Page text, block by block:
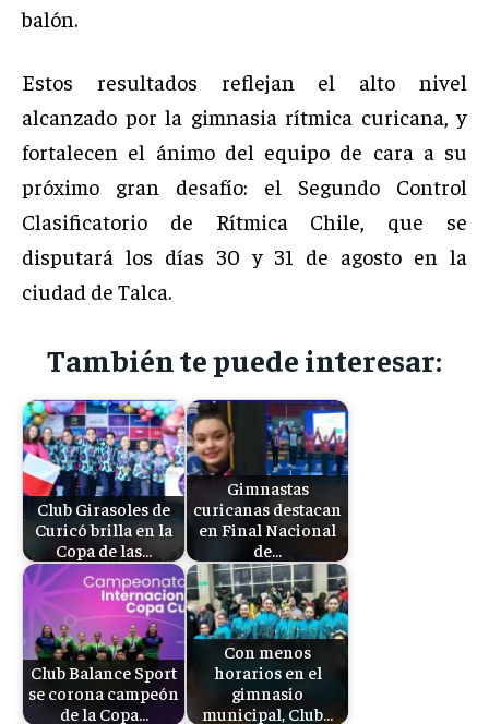
balón.
Estos resultados reflejan el alto nivel
alcanzado por la gimnasia rítmica curicana, y
fortalecen el ánimo del equipo de cara a su
próximo gran desafío: el Segundo Control
Clasificatorio de Rítmica Chile, que se
disputará los días 30 y 31 de agosto en la
ciudad de Talca.
También te puede interesar:
Club Girasoles de
Curicó brilla en la
Copa de las…
Gimnastas
curicanas destacan
en Final Nacional
de…
Club Balance Sport
se corona campeón
de la Copa…
Con menos
horarios en el
gimnasio
municipal, Club…